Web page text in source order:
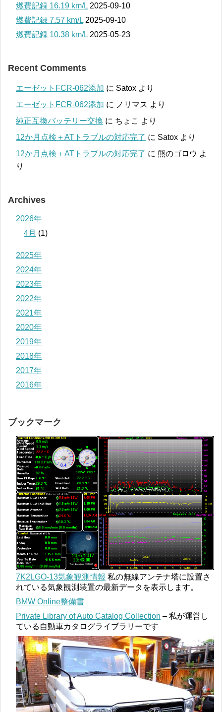
燃費記録 16.19 km/L 2025-09-10
燃費記録 7.57 km/L 2025-09-10
燃費記録 10.38 km/L 2025-05-23
Recent Comments
エーゼットFCR-062添加 に Satox より
エーゼットFCR-062添加 に ノリマス より
純正互換バッテリー交換 に ちょこ より
12か月点検＋ATトラブルの対応完了 に Satox より
12か月点検＋ATトラブルの対応完了 に 熊のゴロウ よ
り
Archives
2026年
4月 (1)
2025年
2024年
2023年
2022年
2021年
2020年
2019年
2018年
2017年
2016年
ブックマーク
7K2LGO-13気象観測情報 私の無線アンテナ塔に設置さ
れている気象観測装置の最新データを表示します。
BMW Online整備書
Private Library of Auto Catalog Collection – 私が運営し
ている自動車カタログライブラリーです